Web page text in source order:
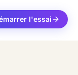
l'essai